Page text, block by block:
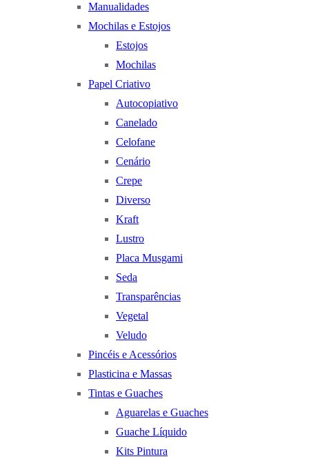
Manualidades
Mochilas e Estojos
Estojos
Mochilas
Papel Criativo
Autocopiativo
Canelado
Celofane
Cenário
Crepe
Diverso
Kraft
Lustro
Placa Musgami
Seda
Transparências
Vegetal
Veludo
Pincéis e Acessórios
Plasticina e Massas
Tintas e Guaches
Aguarelas e Guaches
Guache Líquido
Kits Pintura